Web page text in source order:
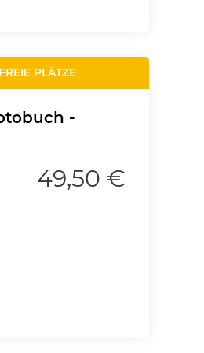
FREIE PLÄTZE
-
49,50 €